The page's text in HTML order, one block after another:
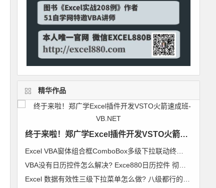
精华作品
终于来啦！郑广学Excel插件开发VSTO火箭速成班-VB.NET
Excel VBA窗体组合框ComboBox多级下拉联动终极解决方案 无限级别逐级加载 类模块通用组件
VBA没有日历控件怎么解决? Exce880日历控件 彻底解决日历控件兼容问题 郑广学作品
Excel 数据有效性三级下拉菜单怎么做? 八级都行的无限级别下拉菜单级联列表 VBA通用组件使用说明